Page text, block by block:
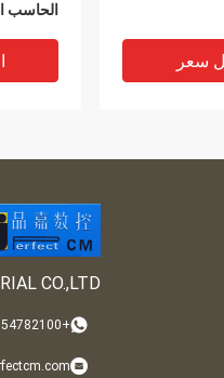
الحاسب
سعر
CO.,LTD
+008615954782100